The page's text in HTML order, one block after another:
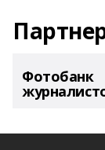
Фотобанк